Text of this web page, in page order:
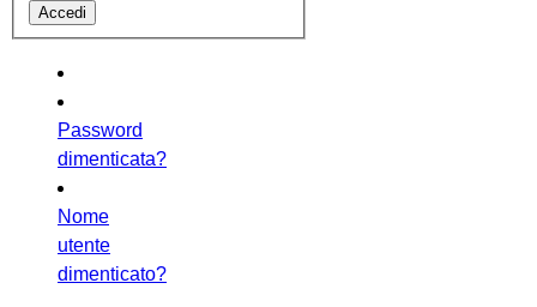
Password
dimenticata?
Nome
utente
dimenticato?